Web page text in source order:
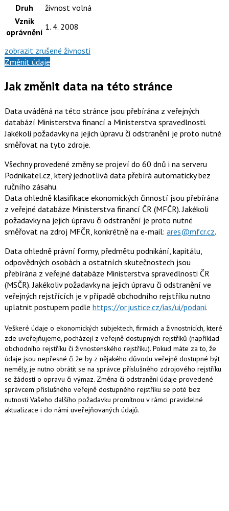
Druh
živnost volná
Vznik
oprávnění
1. 4. 2008
zobrazit zrušené živnosti
Změnit údaje
Jak změnit data na této stránce
Data uváděná na této stránce jsou přebírána z veřejných
databází Ministerstva financí a Ministerstva spravedlnosti.
Jakékoli požadavky na jejich úpravu či odstranění je proto nutné
směřovat na tyto zdroje.
Všechny provedené změny se projeví do 60 dnů i na serveru
Podnikatel.cz, který jednotlivá data přebírá automaticky bez
ručního zásahu.
Data ohledně klasifikace ekonomických činností jsou přebírána
z veřejné databáze Ministerstva financí ČR (MFČR). Jakékoli
požadavky na jejich úpravu či odstranění je proto nutné
směřovat na zdroj MFČR, konkrétně na e-mail: ares@mfcr.cz.
Data ohledně právní formy, předmětu podnikání, kapitálu,
odpovědných osobách a ostatních skutečnostech jsou
přebírána z veřejné databáze Ministerstva spravedlnosti ČR
(MSČR). Jakékoliv požadavky na jejich úpravu či odstranění ve
veřejných rejstřících je v případě obchodního rejstříku nutno
uplatnit postupem podle https://or.justice.cz/ias/ui/podani.
Veškeré údaje o ekonomických subjektech, firmách a živnostnících, které
zde uveřejňujeme, pocházejí z veřejně dostupných rejstříků (například
obchodního rejstříku či živnostenského rejstříku). Pokud máte za to, že
údaje jsou nepřesné či že by z nějakého důvodu veřejně dostupné být
neměly, je nutno obrátit se na správce příslušného zdrojového rejstříku
se žádostí o opravu či výmaz. Změna či odstranění údaje provedené
správcem příslušného veřejně dostupného rejstříku se poté bez
nutnosti Vašeho dalšího požadavku promítnou v rámci pravidelné
aktualizace i do námi uveřejňovaných údajů.